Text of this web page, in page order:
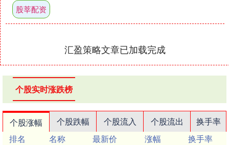
股莘配资
汇盈策略文章已加载完成
个股实时涨跌榜
个股涨幅 个股跌幅 个股流入 个股流出
换手率
排名
名称 最新价 涨幅
换手率